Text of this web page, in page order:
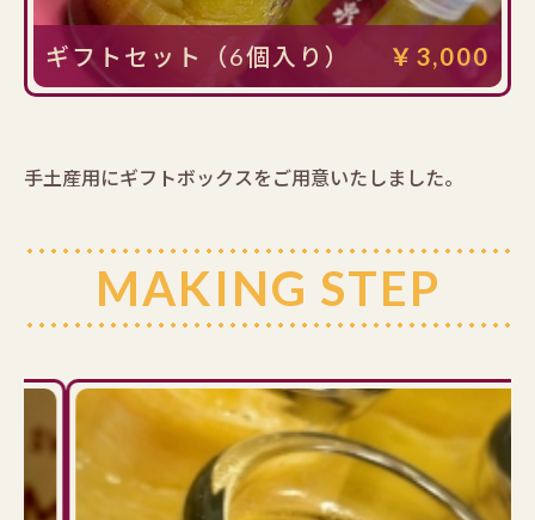
ギフトセット（6個入り） ￥3,000
手土産用にギフトボックスをご用意いたしました。
MAKING STEP